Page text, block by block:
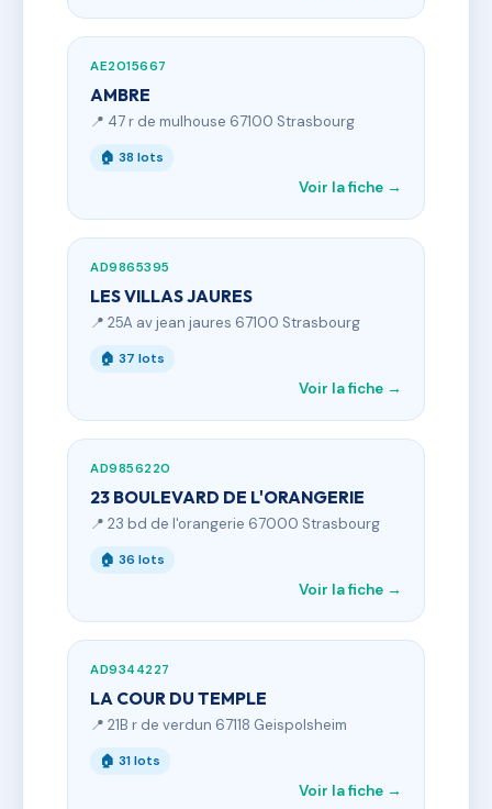
AE2015667
AMBRE
📍 47 r de mulhouse 67100 Strasbourg
🏠 38 lots
Voir la fiche →
AD9865395
LES VILLAS JAURES
📍 25A av jean jaures 67100 Strasbourg
🏠 37 lots
Voir la fiche →
AD9856220
23 BOULEVARD DE L'ORANGERIE
📍 23 bd de l'orangerie 67000 Strasbourg
🏠 36 lots
Voir la fiche →
AD9344227
LA COUR DU TEMPLE
📍 21B r de verdun 67118 Geispolsheim
🏠 31 lots
Voir la fiche →